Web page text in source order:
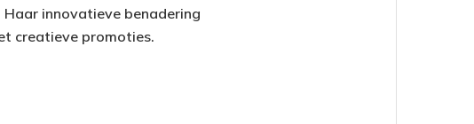
innovatieve benadering
creatieve promoties.